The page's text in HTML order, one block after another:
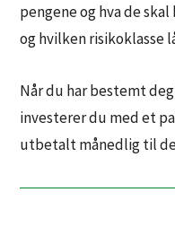
pengene og hva de
og hvilken risikoklasse
Når du har bestemt
investerer du med et
utbetalt månedlig til